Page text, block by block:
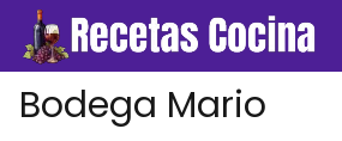
Bodega Mario